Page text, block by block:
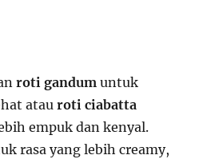
roti gandum untuk
atauroti ciabatta
empuk dan kenyal.
rasa yang lebih creamy,